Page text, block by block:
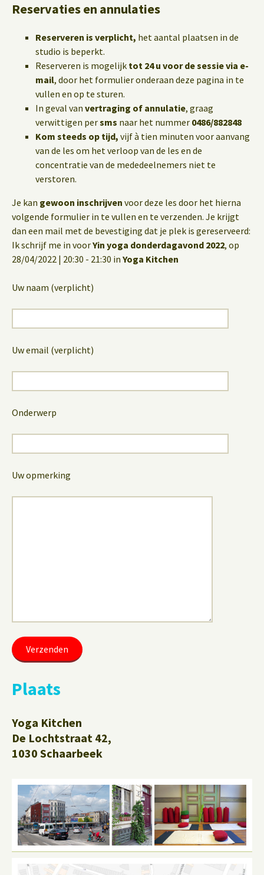
Reservaties en annulaties
Reserveren is verplicht, het aantal plaatsen in de
studio is beperkt.
Reserveren is mogelijk tot 24 u voor de sessie via e-
mail, door het formulier onderaan deze pagina in te
vullen en op te sturen.
In geval van vertraging of annulatie, graag
verwittigen persms naar het nummer 0486/882848
Kom steeds op tijd, vijf à tien minuten voor aanvang
van de les om het verloop van de les en de
concentratie van de mededeelnemers niet te
verstoren.
Je kan gewoon inschrijven voor deze les door het hierna
volgende formulier in te vullen en te verzenden. Je krijgt
dan een mail met de bevestiging dat je plek is gereserveerd:
Ik schrijf me in voorYin yoga donderdagavond 2022, op
28/04/2022 | 20:30 - 21:30 in Yoga Kitchen
Uw naam (verplicht)
Uw email (verplicht)
Onderwerp
Uw opmerking
Plaats
Yoga Kitchen
De Lochtstraat 42,
1030 Schaarbeek